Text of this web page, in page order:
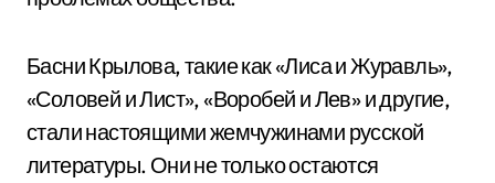
Басни Крылова, такие как «Лиса и Журавль»,
«Соловей и Лист», «Воробей и Лев» и другие,
стали настоящими жемчужинами русской
литературы. Они не только остаются